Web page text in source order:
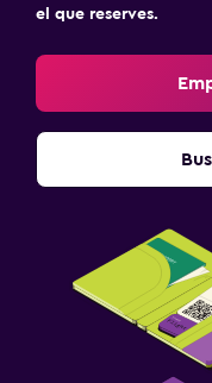
el que reserves.